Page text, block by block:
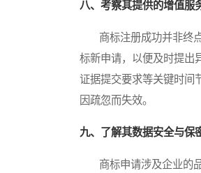
八、考察其提供的增值服
商标注册成功并非终点
标新申请，以便及时提出
证据提交要求等关键时间
因疏忽而失效。
九、了解其数据安全与保
商标申请涉及企业的品